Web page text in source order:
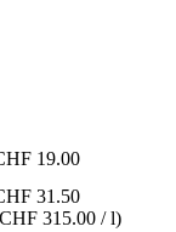
19.00
31.50
315.00 / l)